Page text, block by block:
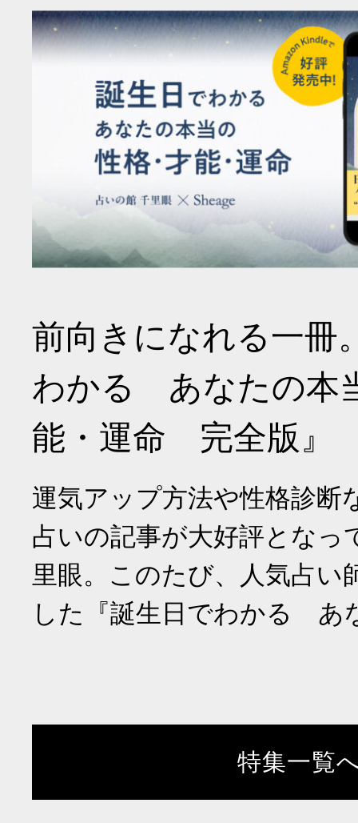
前向きになれる一冊
わかる あなたの本
能・運命 完全版』
運気アップ方法や性格診断
占いの記事が大好評となっ
里眼。このたび、人気占い
した『誕生日でわかる あ
特集一覧